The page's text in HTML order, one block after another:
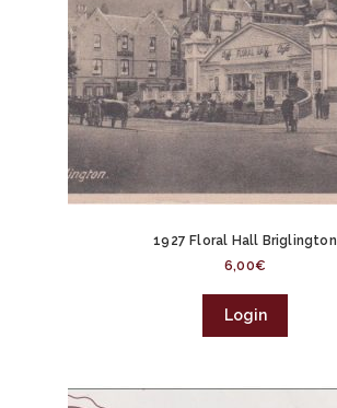
1927 Floral Hall Briglington
6,00€
Login